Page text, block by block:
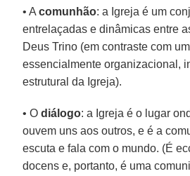
• Acomunhão: a Igreja é um
entrelaçadas e dinâmicas entre
Deus Trino (em contraste com
essencialmente organizacional,
estrutural da Igreja).
• Odiálogo: a Igreja é o lugar
ouvem uns aos outros, e é a
escuta e fala com o mundo. (É
docens e, portanto, é uma